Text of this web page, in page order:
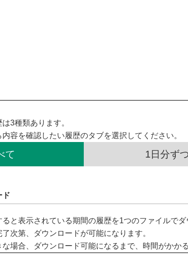
3種類あります。
容を確認したい履歴のタブを選択してください。
て
ド
ると表示されている期間の履歴を1つのファイルで
次第、ダウンロードが可能になります。
場合、ダウンロード可能になるまで、時間がかか
1日分ず